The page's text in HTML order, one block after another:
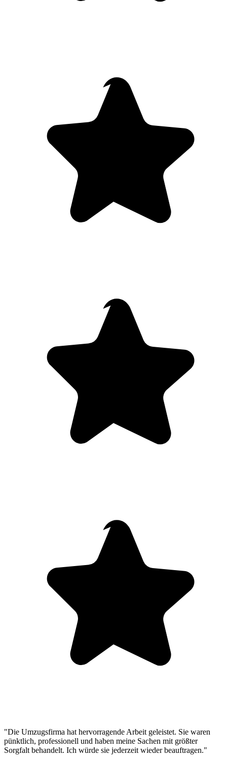
"Die Umzugsfirma hat hervorragende Arbeit geleistet. Sie waren
pünktlich, professionell und haben meine Sachen mit größter
Sorgfalt behandelt. Ich würde sie jederzeit wieder beauftragen."